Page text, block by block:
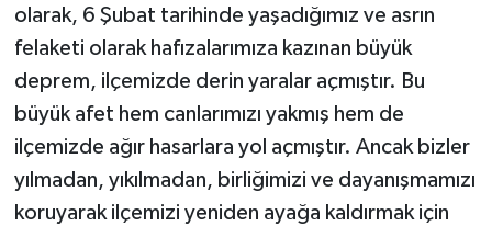
olarak, 6 Şubat tarihinde yaşadığımız ve asrın
felaketi olarak hafızalarımıza kazınan büyük
deprem, ilçemizde derin yaralar açmıştır. Bu
büyük afet hem canlarımızı yakmış hem de
ilçemizde ağır hasarlara yol açmıştır. Ancak bizler
yılmadan, yıkılmadan, birliğimizi ve dayanışmamızı
koruyarak ilçemizi yeniden ayağa kaldırmak için